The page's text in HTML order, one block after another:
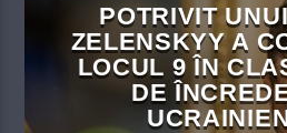
POTRIVIT
ZELENSKYY A
LOCUL 9 ÎN
DE